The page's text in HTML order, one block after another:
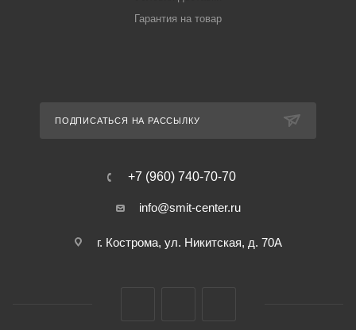
Гарантия на товар
ПОДПИСАТЬСЯ НА РАССЫЛКУ
+7 (960) 740-70-70
info@smit-center.ru
г. Кострома, ул. Никитская, д. 70А